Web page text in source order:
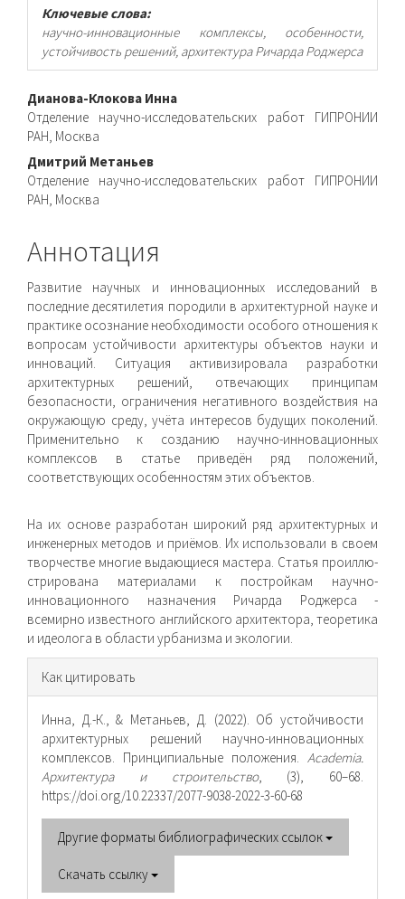
Ключевые слова:
научно-инновационные комплексы, особенности,
устойчивость решений, архитектура Ричарда Роджерса
Основное
содержимое
статьи
Дианова-Клокова Инна
Отделение научно-исследовательских работ ГИПРОНИИ
РАН, Москва
Дмитрий Метаньев
Отделение научно-исследовательских работ ГИПРОНИИ
РАН, Москва
Аннотация
Развитие научных и инновационных иссле­дований в
последние десятилетия породили в архитектурной науке и
практике осознание необходимости особого отноше­ния к
вопросам устойчивости архитектуры объектов науки и
инноваций. Ситуация активизировала разработки
архитектур­ных решений, отвечающих принципам
безопасности, ограни­чения негативного воздействия на
окружающую среду, учёта интересов будущих поколений.
Применительно к созданию научно-инновационных
комплексов в статье приведён ряд положений,
соответствующих особенностям этих объектов.
На их основе разработан широкий ряд архитектурных и
инженерных методов и приёмов. Их использовали в своем
творчестве многие выдающиеся мастера. Статья проиллю­
стрирована материалами к постройкам научно-
инновацион­ного назначения Ричарда Роджерса -
всемирно известного английского архитектора, теоретика
и идеолога в области урбанизма и экологии.
Информация
о статье
Как цитировать
Инна, Д.-К., & Метаньев, Д. (2022). Об устойчивости
архитектурных решений научно-инновационных
комплексов. Принципиальные положения. Academia.
Архитектура и строительство, (3), 60–68.
https://doi.org/10.22337/2077-9038-2022-3-60-68
Другие форматы библиографических ссылок
Скачать ссылку